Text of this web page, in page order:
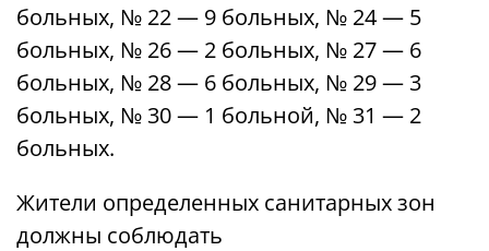
больных, № 22 — 9 больных, № 24 — 5
больных, № 26 — 2 больных, № 27 — 6
больных, № 28 — 6 больных, № 29 — 3
больных, № 30 — 1 больной, № 31 — 2
больных.
Жители определенных санитарных зон
должны соблюдать